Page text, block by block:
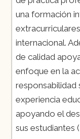
una formación
internacional.
de calidad
enfoque en la
responsabilidad
experiencia
apoyando el
sus estudiantes​